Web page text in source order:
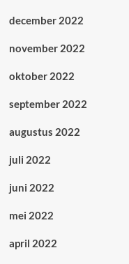
december 2022
november 2022
oktober 2022
september 2022
augustus 2022
juli 2022
juni 2022
mei 2022
april 2022